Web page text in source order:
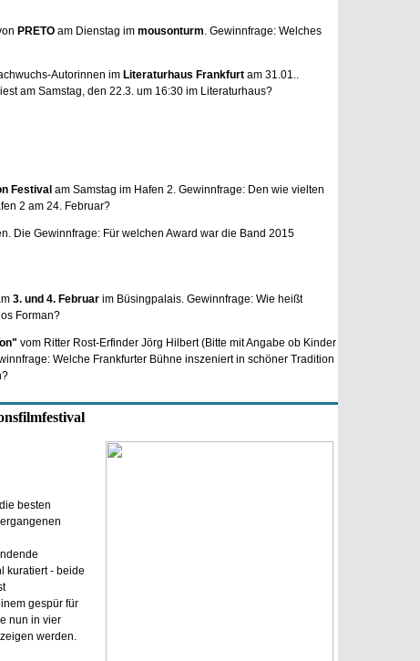
PRETOam Dienstag im mousonturm. Gewinnfrage: Welches
Autorinnen im Literaturhaus Frankfurtam 31.01..
am Samstag, den 22.3. um 16:30 im Literaturhaus?
Festival am Samstag im Hafen 2. Gewinnfrage: Den wie vielten
2 am 24. Februar?
Die Gewinnfrage: Für welchen Award war die Band 2015
3. und 4. Februarim Büsingpalais. Gewinnfrage: Wie heißt
Forman?
vom Ritter Rost-Erfinder Jörg Hilbert (Bitte mit Angabe ob Kinder
Welche Frankfurter Bühne inszeniert in schöner Tradition
die besten
kuratiert - beide
gespür für
nun in vier
werden.